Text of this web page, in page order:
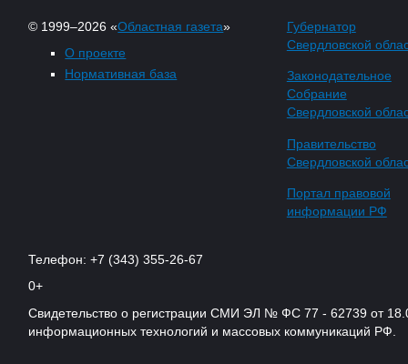
© 1999–2026 «Областная газета»
О проекте
Нормативная база
Губернатор
Свердловской
Законодательное
Собрание
Свердловской
Правительство
Свердловской
Портал правовой
информации РФ
Телефон: +7 (343) 355-26-67
0+
Свидетельство о регистрации СМИ ЭЛ № ФС 77 - 62739 от
информационных технологий и массовых коммуникаций РФ.